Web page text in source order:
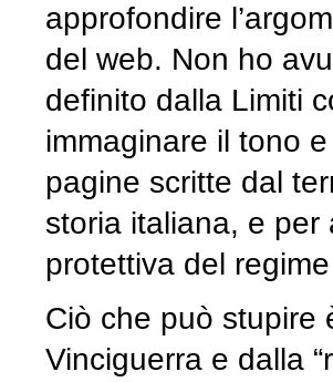
approfondire
del web. Non ho
definito dalla Limiti
immaginare il tono
pagine scritte dal
storia italiana, e per
protettiva del
Ciò che può stupire
Vinciguerra e dalla